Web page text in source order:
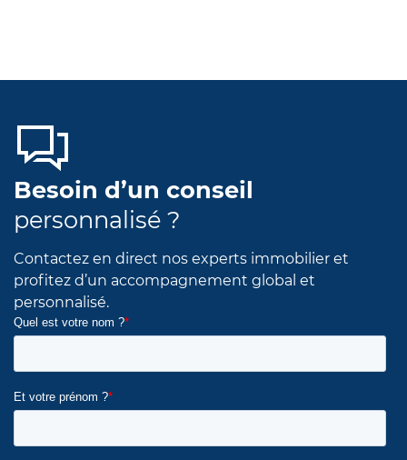
Besoin d’un conseil
personnalisé ?
Contactez en direct nos experts immobilier et
profitez d’un accompagnement global et
personnalisé.